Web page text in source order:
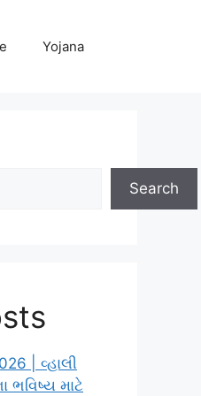
Yojana
Search
| વ્હાલી
ભવિષ્ય માટે